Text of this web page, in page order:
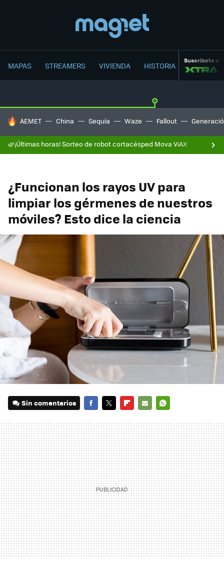
MAPAS STREAMERS VIVIENDA HISTORIA Suscríbete a
HOY SE HABLA DE
AEMET China Sequía Waze Fallout
🌿¡Últimas horas! Sorteo de robot cortacésped Mova ViAX
¿Funcionan los rayos UV para
limpiar los gérmenes de nuestros
móviles? Esto dice la ciencia
Sin comentarios
MAIL